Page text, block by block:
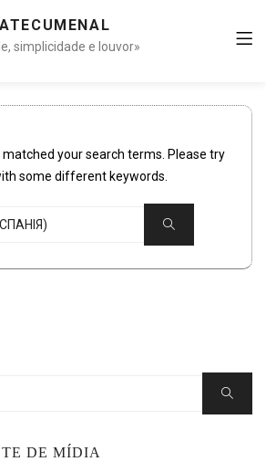
simplicidade e louvor»
your search terms. Please try
some different keywords.
Search
Search
DE MÍDIA